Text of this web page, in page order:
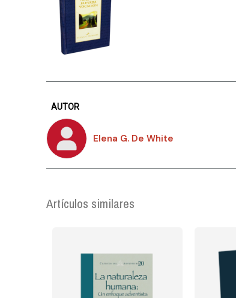
AUTOR
Elena G. De White
Artículos similares